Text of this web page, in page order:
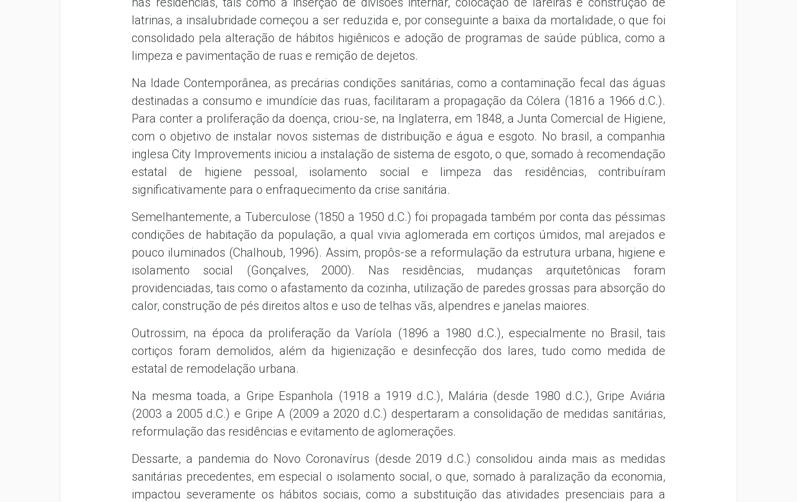
latrinas, a insalubridade começou a ser reduzida e, por conseguinte a baixa da mortalidade, o que foi
consolidado pela alteração de hábitos higiênicos e adoção de programas de saúde pública, como a
limpeza e pavimentação de ruas e remição de dejetos.
Na Idade Contemporânea, as precárias condições sanitárias, como a contaminação fecal das águas
destinadas a consumo e imundície das ruas, facilitaram a propagação da Cólera (1816 a 1966 d.C.).
Para conter a proliferação da doença, criou-se, na Inglaterra, em 1848, a Junta Comercial de Higiene,
com o objetivo de instalar novos sistemas de distribuição e água e esgoto. No brasil, a companhia
inglesa City Improvements iniciou a instalação de sistema de esgoto, o que, somado à recomendação
estatal de higiene pessoal, isolamento social e limpeza das residências, contribuíram
significativamente para o enfraquecimento da crise sanitária.
Semelhantemente, a Tuberculose (1850 a 1950 d.C.) foi propagada também por conta das péssimas
condições de habitação da população, a qual vivia aglomerada em cortiços úmidos, mal arejados e
pouco iluminados (Chalhoub, 1996). Assim, propôs-se a reformulação da estrutura urbana, higiene e
isolamento social (Gonçalves, 2000). Nas residências, mudanças arquitetônicas foram
providenciadas, tais como o afastamento da cozinha, utilização de paredes grossas para absorção do
calor, construção de pés direitos altos e uso de telhas vãs, alpendres e janelas maiores.
Outrossim, na época da proliferação da Varíola (1896 a 1980 d.C.), especialmente no Brasil, tais
cortiços foram demolidos, além da higienização e desinfecção dos lares, tudo como medida de
estatal de remodelação urbana.
Na mesma toada, a Gripe Espanhola (1918 a 1919 d.C.), Malária (desde 1980 d.C.), Gripe Aviária
(2003 a 2005 d.C.) e Gripe A (2009 a 2020 d.C.) despertaram a consolidação de medidas sanitárias,
reformulação das residências e evitamento de aglomerações.
Dessarte, a pandemia do Novo Coronavírus (desde 2019 d.C.) consolidou ainda mais as medidas
sanitárias precedentes, em especial o isolamento social, o que, somado à paralização da economia,
impactou severamente os hábitos sociais, como a substituição das atividades presenciais para a